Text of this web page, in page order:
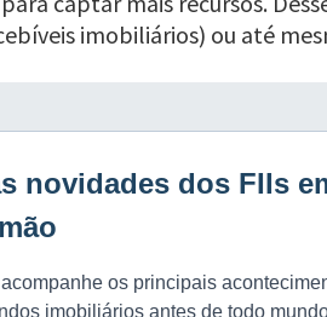
imobiliários) ou até